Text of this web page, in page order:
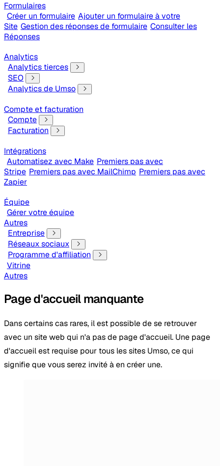
Formulaires
Créer un formulaire Ajouter un formulaire à votre
Site Gestion des réponses de formulaire Consulter les
Réponses
Analytics
Analytics tierces
SEO
Analytics de Umso
Compte et facturation
Compte
Facturation
Intégrations
Automatisez avec Make Premiers pas avec
Stripe Premiers pas avec MailChimp Premiers pas avec
Zapier
Équipe
Gérer votre équipe
Autres
Entreprise
Réseaux sociaux
Programme d'affiliation
Vitrine
Autres
Page d'accueil manquante
Dans certains cas rares, il est possible de se retrouver
avec un site web qui n'a pas de page d'accueil. Une page
d'accueil est requise pour tous les sites Umso, ce qui
signifie que vous serez invité à en créer une.